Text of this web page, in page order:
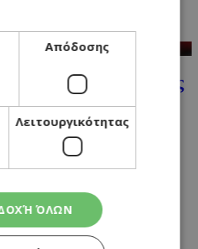
στον φούρνο
κοτόπουλου με σος
πάστα ελιάς
με
lime
Απόδοσης
Λειτουργικότητας
ΌΛΩΝ